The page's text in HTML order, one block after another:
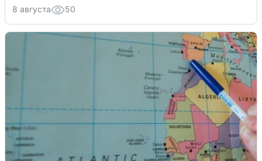
8 августа 50